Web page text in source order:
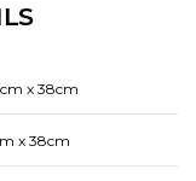
x 38cm
x 38cm